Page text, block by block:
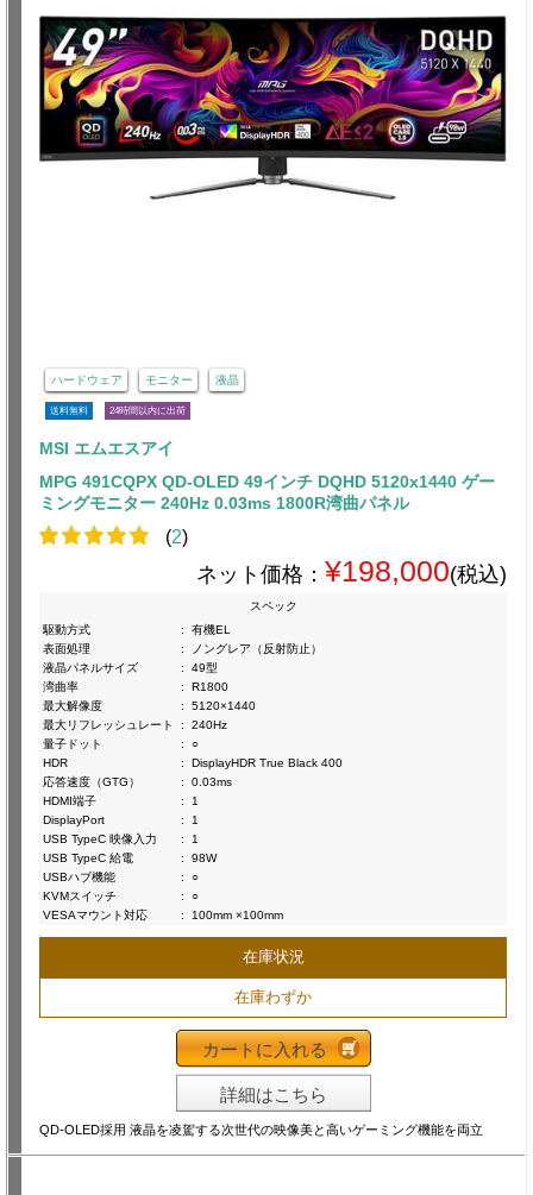
ハードウェア モニター 液晶
送料無料 24時間以内に出荷
MSI エムエスアイ
MPG 491CQPX QD-OLED 49インチ DQHD 5120x1440 ゲー
ミングモニター 240Hz 0.03ms 1800R湾曲パネル
(2)
ネット価格： ¥198,000(税込)
スペック
駆動方式
:
有機EL
表面処理
:
ノングレア（反射防止）
液晶パネルサイズ
:
49型
湾曲率
:
R1800
最大解像度
:
5120×1440
最大リフレッシュレート
:
240Hz
量子ドット
:
○
HDR
:
DisplayHDR True Black 400
応答速度（GTG）
:
0.03ms
HDMI端子
:
1
DisplayPort
:
1
USB TypeC 映像入力
:
1
USB TypeC 給電
:
98W
USBハブ機能
:
○
KVMスイッチ
:
○
VESAマウント対応
: 100mm ×100mm
在庫状況
在庫わずか
カートに入れる
詳細はこちら
QD-OLED採用 液晶を凌駕する次世代の映像美と高いゲーミング機能を両立